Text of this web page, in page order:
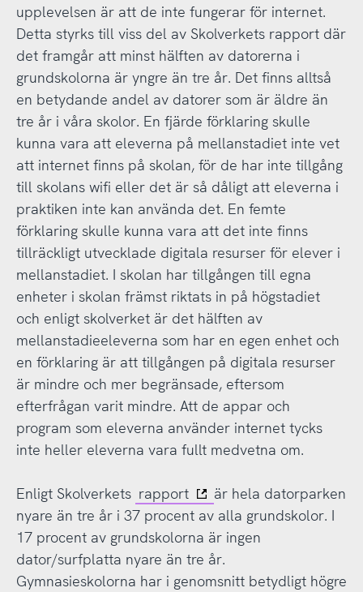
upplevelsen är att de inte fungerar för internet.
Detta styrks till viss del av Skolverkets rapport där
det framgår att minst hälften av datorerna i
grundskolorna är yngre än tre år. Det finns alltså
en betydande andel av datorer som är äldre än
tre år i våra skolor. En fjärde förklaring skulle
kunna vara att eleverna på mellanstadiet inte vet
att internet finns på skolan, för de har inte tillgång
till skolans wifi eller det är så dåligt att eleverna i
praktiken inte kan använda det. En femte
förklaring skulle kunna vara att det inte finns
tillräckligt utvecklade digitala resurser för elever i
mellanstadiet. I skolan har tillgången till egna
enheter i skolan främst riktats in på högstadiet
och enligt skolverket är det hälften av
mellanstadieeleverna som har en egen enhet och
en förklaring är att tillgången på digitala resurser
är mindre och mer begränsade, eftersom
efterfrågan varit mindre. Att de appar och
program som eleverna använder internet tycks
inte heller eleverna vara fullt medvetna om.
Enligt Skolverkets rapport
är hela datorparken
nyare än tre år i 37 procent av alla grundskolor. I
17 procent av grundskolorna är ingen
dator/surfplatta nyare än tre år.
Gymnasieskolorna har i genomsnitt betydligt högre